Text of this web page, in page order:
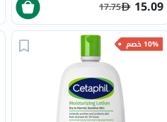
15.09
17.75
10% خصم